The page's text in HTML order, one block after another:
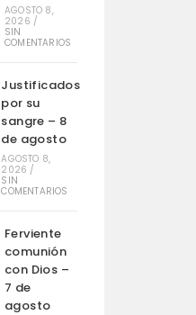
AGOSTO 8,
2026 /
SIN
COMENTARIOS
Justificados
por su
sangre – 8
de agosto
AGOSTO 8,
2026 /
SIN
COMENTARIOS
Ferviente
comunión
con Dios –
7 de
agosto